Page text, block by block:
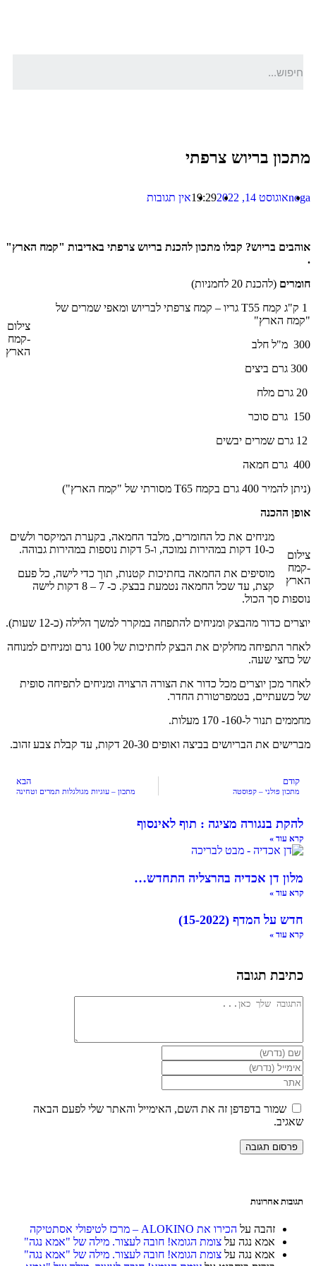
מתכון בריוש צרפתי
nogaאוגוסט 14, 2022 19:29אין תגובות
אוהבים בריוש? קבלו מתכון להכנת בריוש צרפתי באדיבות "קמח הארץ"
.
חומרים (להכנת 20 לחמניות)
צילום
-קמח
הארץ
1 ק"ג קמח T55 גריו – קמח צרפתי לבריוש ומאפי שמרים של
"קמח הארץ"
300 מ"ל חלב
150 גרם סוכר
400 גרם חמאה
(ניתן להמיר 400 גרם בקמח T65 מסורתי של "קמח הארץ")
אופן ההכנה
צילום
-קמח
הארץ
מניחים את כל החומרים, מלבד החמאה, בקערת המיקסר ולשים
כ-10 דקות במהירות נמוכה, ו-5 דקות נוספות במהירות גבוהה.
מוסיפים את החמאה בחתיכות קטנות, תוך כדי לישה, כל פעם
קצת, עד שכל החמאה נטמעת בבצק. כ- 7 – 8 דקות לישה
נוספות סך הכול.
יוצרים כדור מהבצק ומניחים להתפחה במקרר למשך הלילה (כ-12 שעות).
לאחר התפיחה מחלקים את הבצק לחתיכות של 100 גרם ומניחים למנוחה
של כחצי שעה.
לאחר מכן יוצרים מכל כדור את הצורה הרצויה ומניחים לתפיחה סופית
של כשעתיים, בטמפרטורת החדר.
מחממים תנור ל-160- 170 מעלות.
מברישים את הבריושים בביצה ואופים 20-30 דקות, עד קבלת צבע זהוב.
קודם
מתכון פולני – קפוסטה
הבא
מתכון – עוגיות מגולגלות תמרים וטחינה
להקת בנגורה מציגה : תוף לאינסוף
קרא עוד »
מלון דן אכדיה בהרצליה התחדש…
קרא עוד »
חדש על המדף (15-2022)
קרא עוד »
כתיבת תגובה
שמור בדפדפן זה את השם, האימייל והאתר שלי לפעם הבאה
שאגיב.
תגובות אחרונות
זהבה על הכירו את ALOKINO – מרכז לטיפולי אסתטיקה
אמא נגה על צומת הגומא! חובה לעצור. מילה של "אמא נגה"
אמא נגה על צומת הגומא! חובה לעצור. מילה של "אמא נגה"